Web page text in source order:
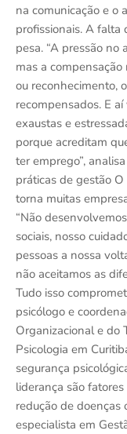
na comunicação e o
profissionais. A falta
pesa. “A pressão
mas a
ou reconhecimento,
recompensados. E
exaustas e
porque acreditam
ter emprego”,
práticas de gestão
torna muitas
“Não
sociais, nosso
pessoas a nossa
não aceitamos as
Tudo isso
psicólogo e
Organizacional e do
Psicologia em
segurança
liderança são
redução de doenças
especialista em